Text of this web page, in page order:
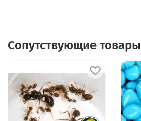
Сопутствующие товары